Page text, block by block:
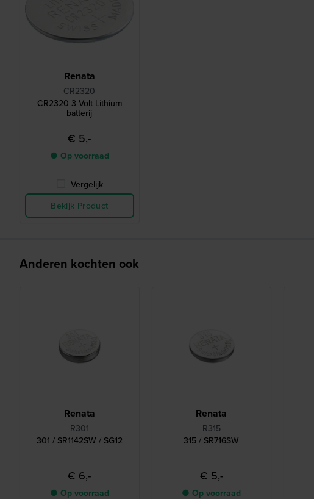
Renata
CR2320
CR2320 3 Volt Lithium
batterij
€ 5,-
● Op voorraad
Vergelijk
Bekijk Product
Anderen kochten ook
Renata
R301
301 / SR1142SW / SG12
€ 6,-
● Op voorraad
Renata
R315
315 / SR716SW
€ 5,-
● Op voorraad